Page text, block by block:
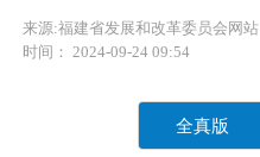
来源:福建省发展和改革委员会网站
时间： 2024-09-24 09:54
全真版